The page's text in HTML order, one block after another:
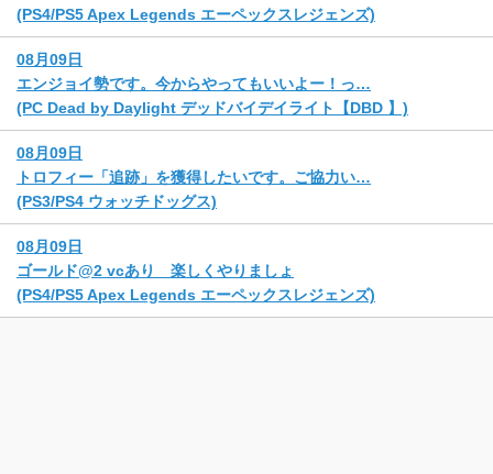
(PS4/PS5 Apex Legends エーペックスレジェンズ)
08月09日
エンジョイ勢です。今からやってもいいよー！っ…
(PC Dead by Daylight デッドバイデイライト【DBD 】)
08月09日
トロフィー「追跡」を獲得したいです。ご協力い…
(PS3/PS4 ウォッチドッグス)
08月09日
ゴールド@2 vcあり 楽しくやりましょ
(PS4/PS5 Apex Legends エーペックスレジェンズ)